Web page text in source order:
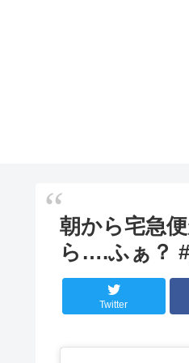
朝から宅急
ら….ふぁ？
Twitter